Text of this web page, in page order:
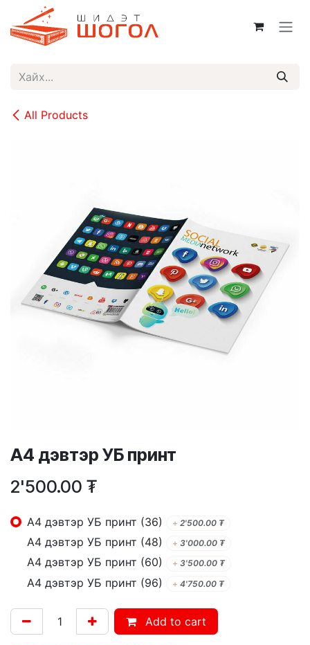
Skip to Content
All Products
А4 дэвтэр УБ принт
2'500.00 ₮
А4 дэвтэр УБ принт (36) + 2'500.00₮
А4 дэвтэр УБ принт (48) + 3'000.00₮
А4 дэвтэр УБ принт (60) + 3'500.00₮
А4 дэвтэр УБ принт (96) + 4'750.00₮
Add to cart